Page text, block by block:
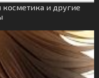
и другие